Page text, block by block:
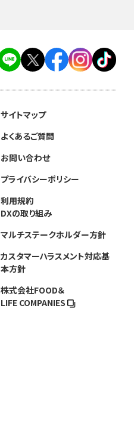
サイトマップ
よくあるご質問
お問い合わせ
プライバシーポリシー
利用規約
DXの取り組み
マルチステークホルダー方針
カスタマーハラスメント対応基
本方針
株式会社FOOD＆
LIFE COMPANIES